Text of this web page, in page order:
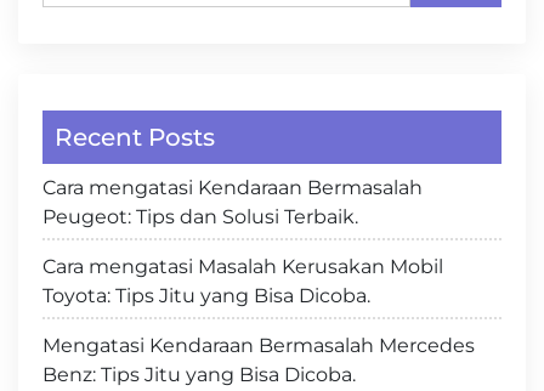
Recent Posts
Cara mengatasi Kendaraan Bermasalah
Peugeot: Tips dan Solusi Terbaik.
Cara mengatasi Masalah Kerusakan Mobil
Toyota: Tips Jitu yang Bisa Dicoba.
Mengatasi Kendaraan Bermasalah Mercedes
Benz: Tips Jitu yang Bisa Dicoba.